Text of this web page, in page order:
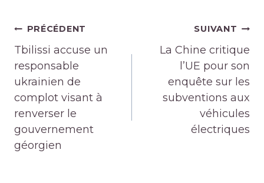
Navigation
de
l’article
PRÉCÉDENT
Tbilissi accuse un
responsable
ukrainien de
complot visant à
renverser le
gouvernement
géorgien
SUIVANT
La Chine critique
l’UE pour son
enquête sur les
subventions aux
véhicules
électriques